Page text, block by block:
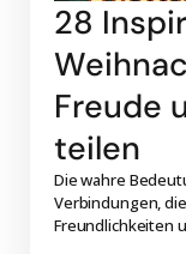
28
Freude
teilen
Die wahre
Verbindungen,
Freundlichkeiten